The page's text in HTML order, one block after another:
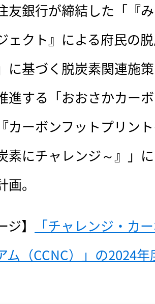
友銀行が締結した「『
ェクト』による府民の
に基づく脱炭素関連施
進する「おおさかカー
カーボンフットプリン
素にチャレンジ～』」
。
ジ】
「チャレンジ・カ
ム（CCNC）」の2024